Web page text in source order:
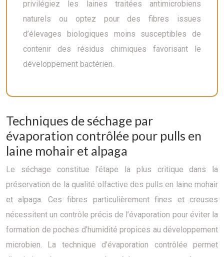
privilégiez les laines traitées antimicrobiens
naturels ou optez pour des fibres issues
d’élevages biologiques moins susceptibles de
contenir des résidus chimiques favorisant le
développement bactérien.
Techniques de séchage par
évaporation contrôlée pour pulls en
laine mohair et alpaga
Le séchage constitue l’étape la plus critique dans la
préservation de la qualité olfactive des pulls en laine mohair
et alpaga. Ces fibres particulièrement fines et creuses
nécessitent un contrôle précis de l’évaporation pour éviter la
formation de poches d’humidité propices au développement
microbien. La technique d’évaporation contrôlée permet